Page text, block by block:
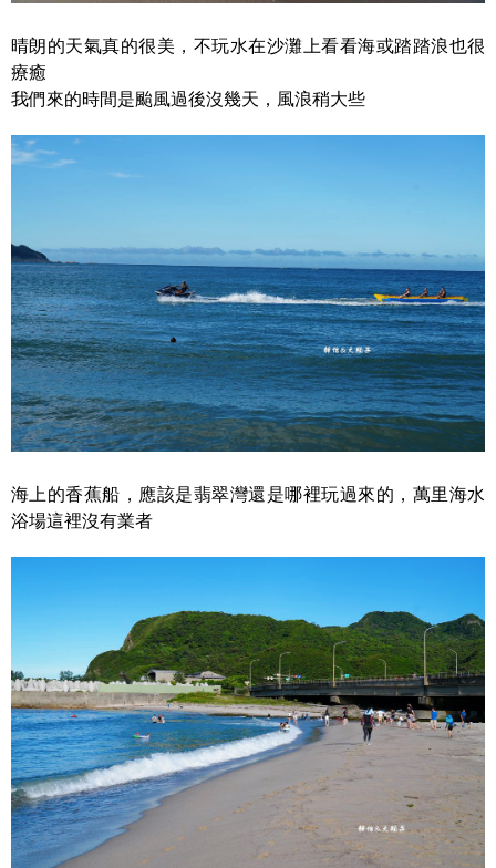
晴朗的天氣真的很美，不玩水在沙灘上看看海或踏踏浪也很
療癒
我們來的時間是颱風過後沒幾天，風浪稍大些
海上的香蕉船，應該是翡翠灣還是哪裡玩過來的，萬里海水
浴場這裡沒有業者